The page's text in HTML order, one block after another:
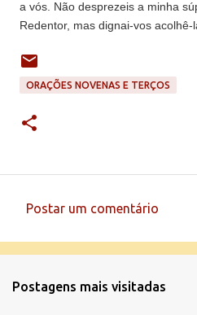
a vós. Não desprezeis a minha
Redentor, mas dignai-vos
ORAÇÕES NOVENAS E TERÇOS
e
Postar um comentário
Postagens mais visitadas